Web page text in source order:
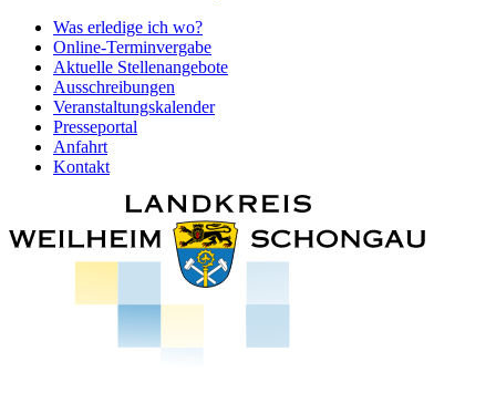
Was erledige ich wo?
Online-Terminvergabe
Aktuelle Stellenangebote
Ausschreibungen
Veranstaltungskalender
Presseportal
Anfahrt
Kontakt